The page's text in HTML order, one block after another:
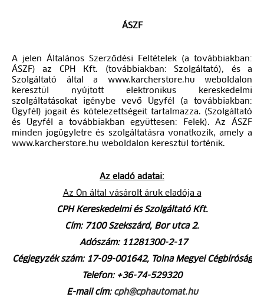
ÁSZF
A jelen Általános Szerződési Feltételek (a továbbiakban:
ÁSZF) az CPH Kft. (továbbiakban: Szolgáltató), és a
Szolgáltató által a www.karcherstore.hu weboldalon
keresztül nyújtott elektronikus kereskedelmi
szolgáltatásokat igénybe vevő Ügyfél (a továbbiakban:
Ügyfél) jogait és kötelezettségeit tartalmazza. (Szolgáltató
és Ügyfél a továbbiakban együttesen: Felek). Az ÁSZF
minden jogügyletre és szolgáltatásra vonatkozik, amely a
www.karcherstore.hu weboldalon keresztül történik.
Az eladó adatai:
Az Ön által vásárolt áruk eladója a
CPH Kereskedelmi és Szolgáltató Kft.
Cím: 7100 Szekszárd, Bor utca 2.
Adószám: 11281300-2-17
Cégjegyzék szám: 17-09-001642, Tolna Megyei Cégbíróság
Telefon: +36-74-529320
E-mail cím: cph@cphautomat.hu